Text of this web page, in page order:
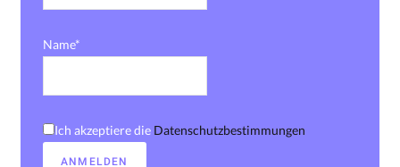
Name*
Ich akzeptiere die Datenschutzbestimmungen